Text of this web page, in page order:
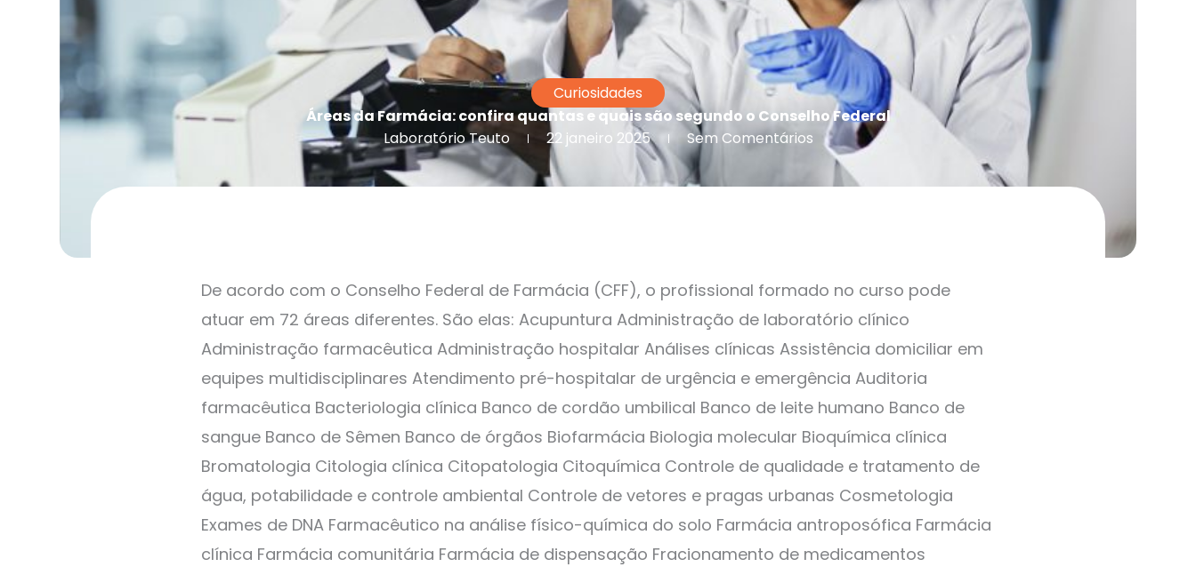
Curiosidades
Áreas da Farmácia: confira quantas e quais são segundo o Conselho Federal
Laboratório Teuto
22 janeiro 2025 Sem Comentários
De acordo com o Conselho Federal de Farmácia (CFF), o profissional formado no curso pode
atuar em 72 áreas diferentes. São elas: Acupuntura Administração de laboratório clínico
Administração farmacêutica Administração hospitalar Análises clínicas Assistência domiciliar em
equipes multidisciplinares Atendimento pré-hospitalar de urgência e emergência Auditoria
farmacêutica Bacteriologia clínica Banco de cordão umbilical Banco de leite humano Banco de
sangue Banco de Sêmen Banco de órgãos Biofarmácia Biologia molecular Bioquímica clínica
Bromatologia Citologia clínica Citopatologia Citoquímica Controle de qualidade e tratamento de
água, potabilidade e controle ambiental Controle de vetores e pragas urbanas Cosmetologia
Exames de DNA Farmacêutico na análise físico-química do solo Farmácia antroposófica Farmácia
clínica Farmácia comunitária Farmácia de dispensação Fracionamento de medicamentos